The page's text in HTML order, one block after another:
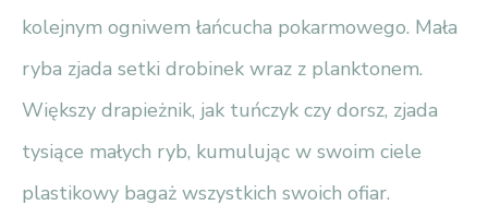
kolejnym ogniwem łańcucha pokarmowego. Mała
ryba zjada setki drobinek wraz z planktonem.
Większy drapieżnik, jak tuńczyk czy dorsz, zjada
tysiące małych ryb, kumulując w swoim ciele
plastikowy bagaż wszystkich swoich ofiar.